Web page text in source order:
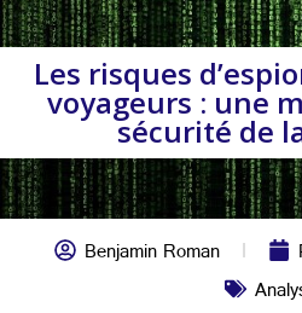
Les risques
voyageurs : une
sécurité de
Benjamin Roman